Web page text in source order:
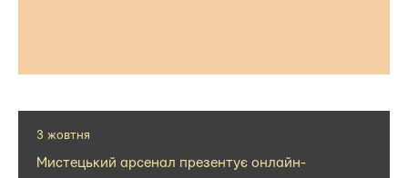
3 жовтня
Мистецький арсенал презентує онлайн-